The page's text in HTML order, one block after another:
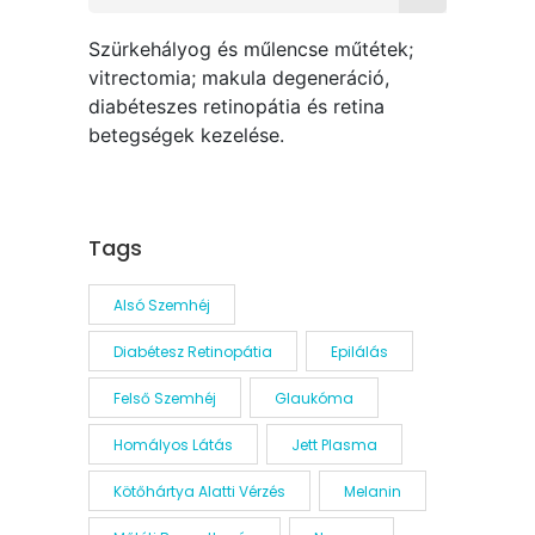
Szürkehályog és műlencse műtétek;
vitrectomia; makula degeneráció,
diabéteszes retinopátia és retina
betegségek kezelése.
Tags
Alsó Szemhéj
Diabétesz Retinopátia Epilálás
Felső Szemhéj Glaukóma
Homályos Látás Jett Plasma
Kötőhártya Alatti Vérzés Melanin